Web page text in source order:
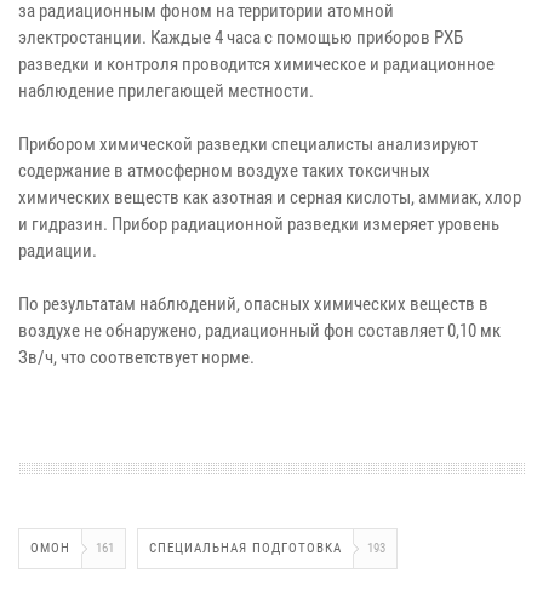
за радиационным фоном на территории атомной
электростанции. Каждые 4 часа с помощью приборов РХБ
разведки и контроля проводится химическое и радиационное
наблюдение прилегающей местности.
Прибором химической разведки специалисты анализируют
содержание в атмосферном воздухе таких токсичных
химических веществ как азотная и серная кислоты, аммиак, хлор
и гидразин. Прибор радиационной разведки измеряет уровень
радиации.
По результатам наблюдений, опасных химических веществ в
воздухе не обнаружено, радиационный фон составляет 0,10 мк
Зв/ч, что соответствует норме.
ОМОН 161 СПЕЦИАЛЬНАЯ ПОДГОТОВКА 193